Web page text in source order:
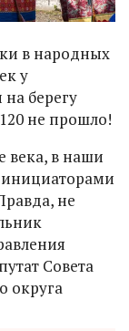
в народных
у
берегу
не прошло!
века, в наши
не
Совета
округа